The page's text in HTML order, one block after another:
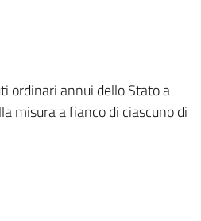
ordinari annui dello Stato a
misura a fianco di ciascuno di